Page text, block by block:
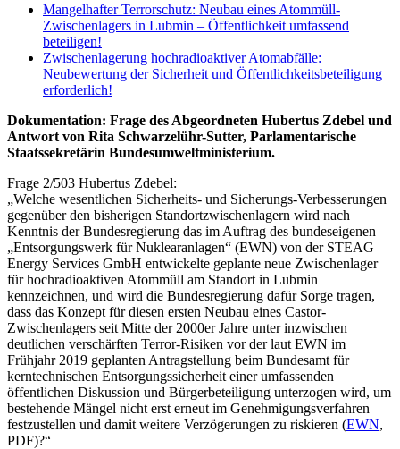
Mangelhafter Terrorschutz: Neubau eines Atommüll-
Zwischenlagers in Lubmin – Öffentlichkeit umfassend
beteiligen!
Zwischenlagerung hochradioaktiver Atomabfälle:
Neubewertung der Sicherheit und Öffentlichkeitsbeteiligung
erforderlich!
Dokumentation: Frage des Abgeordneten Hubertus Zdebel und
Antwort von Rita Schwarzelühr-Sutter, Parlamentarische
Staatssekretärin Bundesumweltministerium.
Frage 2/503 Hubertus Zdebel:
„Welche wesentlichen Sicherheits- und Sicherungs-Verbesserungen
gegenüber den bisherigen Standortzwischenlagern wird nach
Kenntnis der Bundesregierung das im Auftrag des bundeseigenen
„Entsorgungswerk für Nuklearanlagen“ (EWN) von der STEAG
Energy Services GmbH entwickelte geplante neue Zwischenlager
für hochradioaktiven Atommüll am Standort in Lubmin
kennzeichnen, und wird die Bundesregierung dafür Sorge tragen,
dass das Konzept für diesen ersten Neubau eines Castor-
Zwischenlagers seit Mitte der 2000er Jahre unter inzwischen
deutlichen verschärften Terror-Risiken vor der laut EWN im
Frühjahr 2019 geplanten Antragstellung beim Bundesamt für
kerntechnischen Entsorgungssicherheit einer umfassenden
öffentlichen Diskussion und Bürgerbeteiligung unterzogen wird, um
bestehende Mängel nicht erst erneut im Genehmigungsverfahren
festzustellen und damit weitere Verzögerungen zu riskieren (EWN,
PDF)?“